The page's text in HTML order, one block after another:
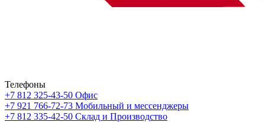
Телефоны
+7 812 325-43-50 Офис
+7 921 766-72-73 Мобильный и мессенджеры
+7 812 335-42-50 Склад и Производство